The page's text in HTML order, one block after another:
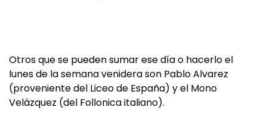
Otros que se pueden sumar ese día o hacerlo el
lunes de la semana venidera son Pablo Alvarez
(proveniente del Liceo de España) y el Mono
Velázquez (del Follonica italiano).